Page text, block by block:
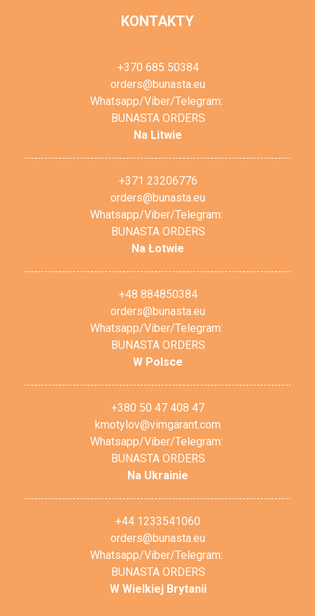
KONTAKTY
+370 685 50384
orders@bunasta.eu
Whatsapp/Viber/Telegram:
BUNASTA ORDERS
Na Litwie
+371 23206776
orders@bunasta.eu
Whatsapp/Viber/Telegram:
BUNASTA ORDERS
Na Łotwie
+48 884850384
orders@bunasta.eu
Whatsapp/Viber/Telegram:
BUNASTA ORDERS
W Polsce
+380 50 47 408 47
kmotylov@vimgarant.com
Whatsapp/Viber/Telegram:
BUNASTA ORDERS
Na Ukrainie
+44 1233541060
orders@bunasta.eu
Whatsapp/Viber/Telegram:
BUNASTA ORDERS
W Wielkiej Brytanii